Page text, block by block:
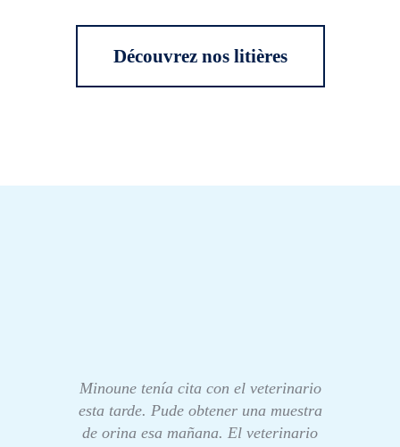
Découvrez nos litières
Minoune tenía cita con el veterinario
esta tarde. Pude obtener una muestra
de orina esa mañana. El veterinario